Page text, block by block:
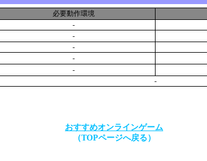
必要動作環境
-
-
-
-
-
-
おすすめオンラインゲーム
（TOPページへ戻る）